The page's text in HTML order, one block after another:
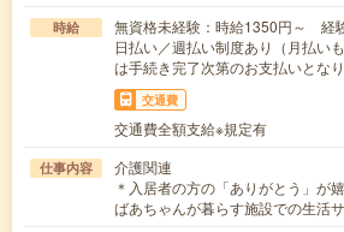
時給
無資格未経験：時給1350円～
日払い／週払い制度あり（月払い
は手続き完了次第のお支払いとなり
交通費
交通費全額支給※規定有
仕事内容
介護関連
＊入居者の方の「ありがとう」が
ばあちゃんが暮らす施設での生活